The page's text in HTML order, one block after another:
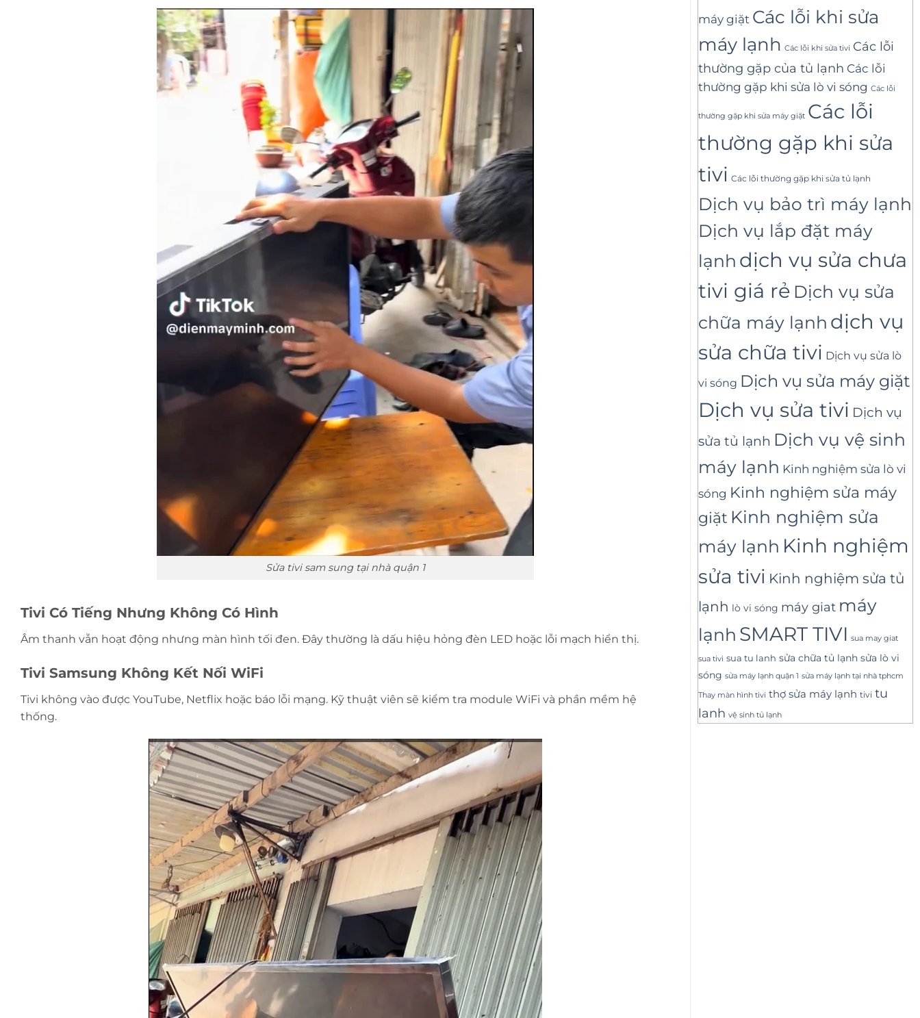
Sửa tivi sam sung tại nhà quận 1
Tivi Có Tiếng Nhưng Không Có Hình
Âm thanh vẫn hoạt động nhưng màn hình tối đen. Đây thường là dấu hiệu hỏng đèn LED hoặc lỗi mạch hiển thị.
Tivi Samsung Không Kết Nối WiFi
Tivi không vào được YouTube, Netflix hoặc báo lỗi mạng. Kỹ thuật viên sẽ kiểm tra module WiFi và phần mềm hệ
thống.
máy giặt Các lỗi khi sửa
máy lạnh Các lỗi khi sửa tivi Các lỗi
thường gặp của tủ lạnh Các lỗi
thường gặp khi sửa lò vi sóng Các lỗi
thường gặp khi sửa máy giặt Các lỗi
thường gặp khi sửa
tivi Các lỗi thường gặp khi sửa tủ lạnh
Dịch vụ bảo trì máy lạnh
Dịch vụ lắp đặt máy
lạnh dịch vụ sửa chưa
tivi giá rẻ Dịch vụ sửa
chữa máy lạnh dịch vụ
sửa chữa tivi Dịch vụ sửa lò
vi sóng Dịch vụ sửa máy giặt
Dịch vụ sửa tivi Dịch vụ
sửa tủ lạnh Dịch vụ vệ sinh
máy lạnh Kinh nghiệm sửa lò vi
sóng Kinh nghiệm sửa máy
giặt Kinh nghiệm sửa
máy lạnh Kinh nghiệm
sửa tivi Kinh nghiệm sửa tủ
lạnh lò vi sóng máy giat máy
lạnh SMART TIVI sua may giat
sua tivi sua tu lanh sửa chữa tủ lạnh sửa lò vi
sóng sửa máy lạnh quận 1 sửa máy lạnh tại nhà tphcm
Thay màn hình tivi thợ sửa máy lạnh tivi tu
lanh vệ sinh tủ lạnh